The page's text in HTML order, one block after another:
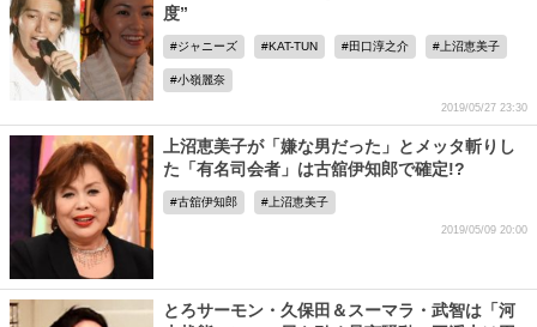
度”
ジャニーズ KAT-TUN 田口淳之介 上沼恵美子
小嶺麗奈
2019/05/27 23:30
上沼恵美子が「嫌な男だった」とメッタ斬りし
た「有名司会者」は古舘伊知郎で確定!?
古舘伊知郎 上沼恵美子
2019/05/09 20:00
とろサーモン・久保田＆スーマラ・武智は「河